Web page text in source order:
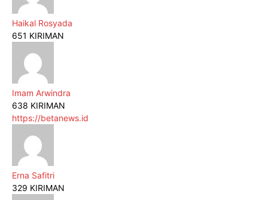
Haikal Rosyada
651 KIRIMAN
Imam Arwindra
638 KIRIMAN
https://betanews.id
Erna Safitri
329 KIRIMAN